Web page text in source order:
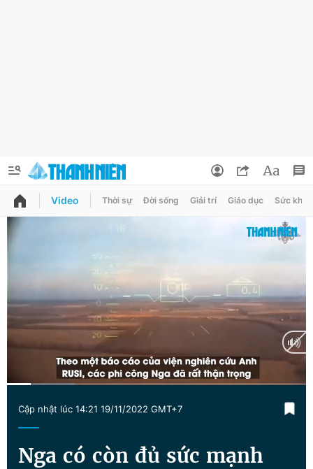
QUẢNG CÁO
Chuyên mục
Chuyên mục khác
Chào ngày mới Tin 24h
Tin thị trường Tin 360
Video Magazine
Tin đã lưu
Tin đã xem
Đăng xuất
Video Thời sự Đời sống Giải trí Giáo dục Sức khỏe
Time
Cập nhật lúc 14:21 19/11/2022 GMT+7
Nga có còn đủ sức mạnh